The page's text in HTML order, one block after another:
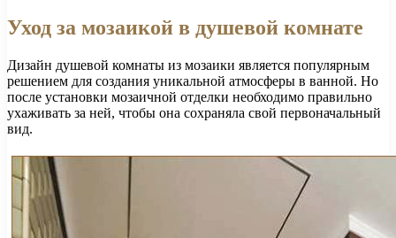
Уход за мозаикой в душевой комнате
Дизайн душевой комнаты из мозаики является популярным
решением для создания уникальной атмосферы в ванной. Но
после установки мозаичной отделки необходимо правильно
ухаживать за ней, чтобы она сохраняла свой первоначальный
вид.